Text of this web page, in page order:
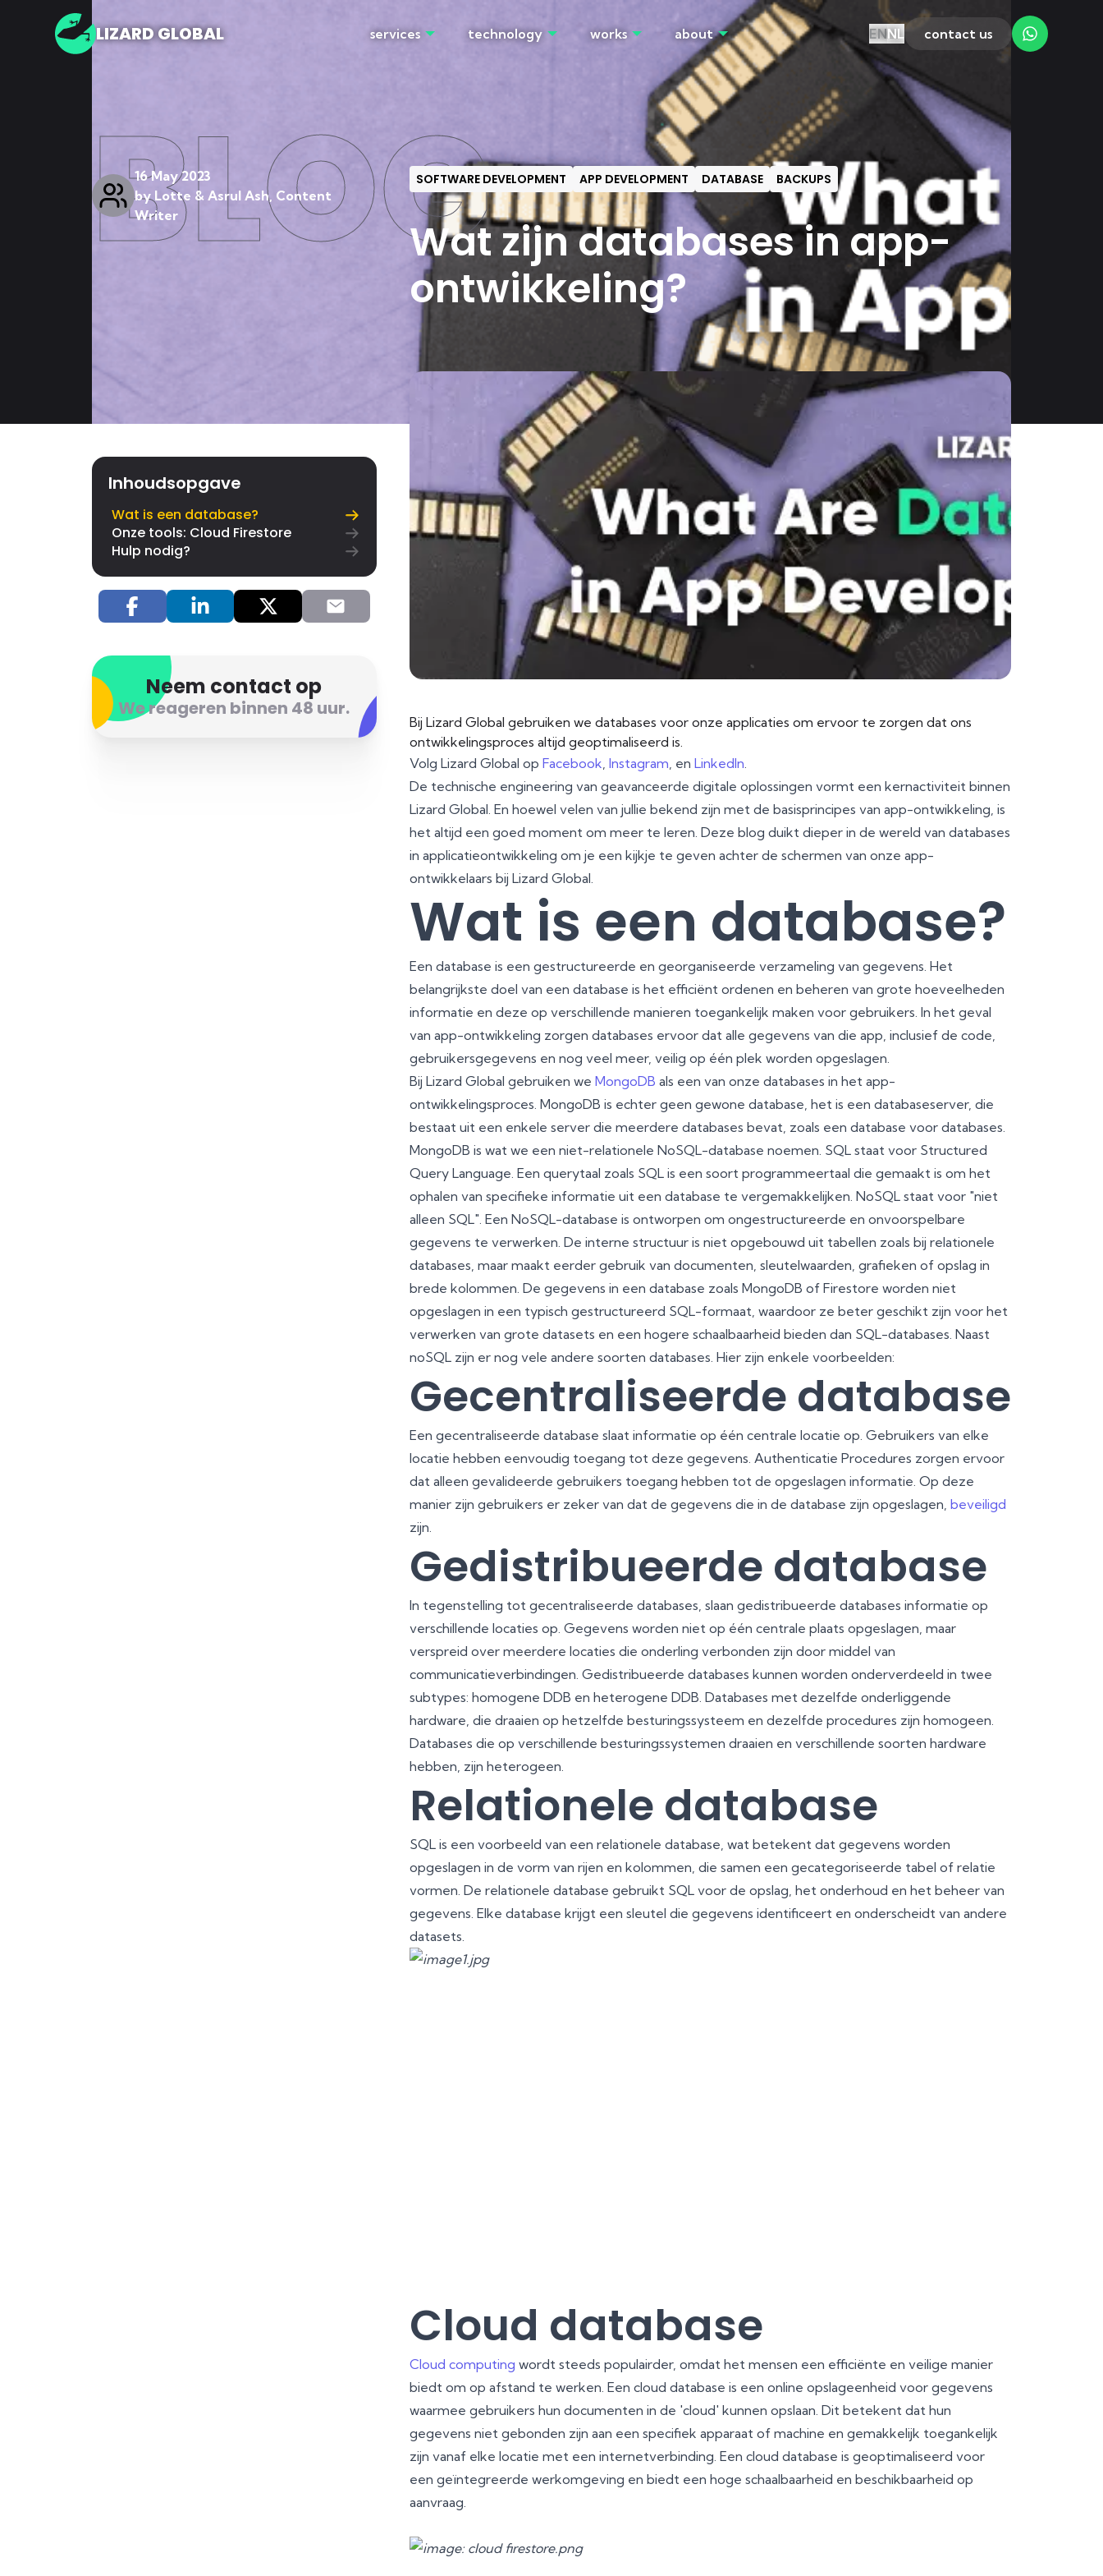
LIZARD GLOBAL services technology works about ENNL contact us
BLOG
16 May 2023
byLotte & Asrul Ash, Content
Writer
SOFTWARE DEVELOPMENT APP DEVELOPMENT DATABASE BACKUPS
Wat zijn databases in app-
ontwikkeling?
Inhoudsopgave
Wat is een database?
Onze tools: Cloud Firestore
Hulp nodig?
Neem contact op
We reageren binnen 48 uur.
Bij Lizard Global gebruiken we databases voor onze applicaties om ervoor te zorgen dat ons
ontwikkelingsproces altijd geoptimaliseerd is.
Volg Lizard Global op Facebook, Instagram, en LinkedIn.
De technische engineering van geavanceerde digitale oplossingen vormt een kernactiviteit binnen
Lizard Global. En hoewel velen van jullie bekend zijn met de basisprincipes van app-ontwikkeling, is
het altijd een goed moment om meer te leren. Deze blog duikt dieper in de wereld van databases
in applicatieontwikkeling om je een kijkje te geven achter de schermen van onze app-
ontwikkelaars bij Lizard Global.
Wat is een database?
Een database is een gestructureerde en georganiseerde verzameling van gegevens. Het
belangrijkste doel van een database is het efficiënt ordenen en beheren van grote hoeveelheden
informatie en deze op verschillende manieren toegankelijk maken voor gebruikers. In het geval
van app-ontwikkeling zorgen databases ervoor dat alle gegevens van die app, inclusief de code,
gebruikersgegevens en nog veel meer, veilig op één plek worden opgeslagen.
Bij Lizard Global gebruiken we MongoDB als een van onze databases in het app-
ontwikkelingsproces. MongoDB is echter geen gewone database, het is een databaseserver, die
bestaat uit een enkele server die meerdere databases bevat, zoals een database voor databases.
MongoDB is wat we een niet-relationele NoSQL-database noemen. SQL staat voor Structured
Query Language. Een querytaal zoals SQL is een soort programmeertaal die gemaakt is om het
ophalen van specifieke informatie uit een database te vergemakkelijken. NoSQL staat voor "niet
alleen SQL". Een NoSQL-database is ontworpen om ongestructureerde en onvoorspelbare
gegevens te verwerken. De interne structuur is niet opgebouwd uit tabellen zoals bij relationele
databases, maar maakt eerder gebruik van documenten, sleutelwaarden, grafieken of opslag in
brede kolommen. De gegevens in een database zoals MongoDB of Firestore worden niet
opgeslagen in een typisch gestructureerd SQL-formaat, waardoor ze beter geschikt zijn voor het
verwerken van grote datasets en een hogere schaalbaarheid bieden dan SQL-databases. Naast
noSQL zijn er nog vele andere soorten databases. Hier zijn enkele voorbeelden:
Gecentraliseerde database
Een gecentraliseerde database slaat informatie op één centrale locatie op. Gebruikers van elke
locatie hebben eenvoudig toegang tot deze gegevens. Authenticatie Procedures zorgen ervoor
dat alleen gevalideerde gebruikers toegang hebben tot de opgeslagen informatie. Op deze
manier zijn gebruikers er zeker van dat de gegevens die in de database zijn opgeslagen, beveiligd
zijn.
Gedistribueerde database
In tegenstelling tot gecentraliseerde databases, slaan gedistribueerde databases informatie op
verschillende locaties op. Gegevens worden niet op één centrale plaats opgeslagen, maar
verspreid over meerdere locaties die onderling verbonden zijn door middel van
communicatieverbindingen. Gedistribueerde databases kunnen worden onderverdeeld in twee
subtypes: homogene DDB en heterogene DDB. Databases met dezelfde onderliggende
hardware, die draaien op hetzelfde besturingssysteem en dezelfde procedures zijn homogeen.
Databases die op verschillende besturingssystemen draaien en verschillende soorten hardware
hebben, zijn heterogeen.
Relationele database
SQL is een voorbeeld van een relationele database, wat betekent dat gegevens worden
opgeslagen in de vorm van rijen en kolommen, die samen een gecategoriseerde tabel of relatie
vormen. De relationele database gebruikt SQL voor de opslag, het onderhoud en het beheer van
gegevens. Elke database krijgt een sleutel die gegevens identificeert en onderscheidt van andere
datasets.
Cloud database
Cloud computing wordt steeds populairder, omdat het mensen een efficiënte en veilige manier
biedt om op afstand te werken. Een cloud database is een online opslageenheid voor gegevens
waarmee gebruikers hun documenten in de 'cloud' kunnen opslaan. Dit betekent dat hun
gegevens niet gebonden zijn aan een specifiek apparaat of machine en gemakkelijk toegankelijk
zijn vanaf elke locatie met een internetverbinding. Een cloud database is geoptimaliseerd voor
een geïntegreerde werkomgeving en biedt een hoge schaalbaarheid en beschikbaarheid op
aanvraag.